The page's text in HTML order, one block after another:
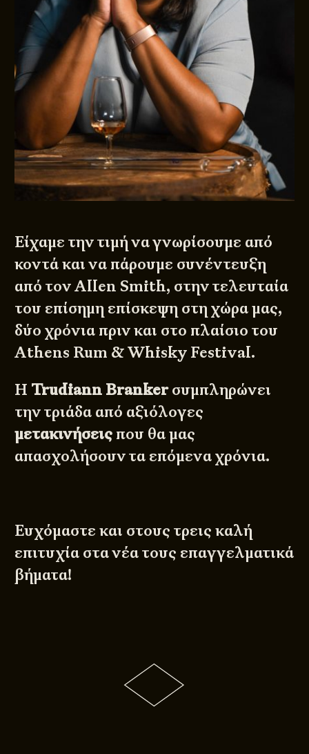
Είχαμε την τιμή να γνωρίσουμε από
κοντά και να πάρουμε συνέντευξη
από τον Allen Smith, στην τελευταία
του επίσημη επίσκεψη στη χώρα μας,
δύο χρόνια πριν και στο πλαίσιο του
Athens Rum & Whisky Festival.
Η Trudiann Brankerσυμπληρώνει
την τριάδα από αξιόλογες
μετακινήσεις που θα μας
απασχολήσουν τα επόμενα χρόνια.
Ευχόμαστε και στους τρεις καλή
επιτυχία στα νέα τους επαγγελματικά
βήματα!